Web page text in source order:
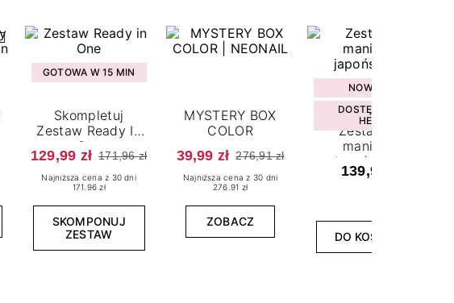
GOTOWA W 15 MIN
Skompletuj
Zestaw Ready In
One
129,99 zł 171,96 zł
Najniższa cena z 30 dni
171.96 zł
SKOMPONUJ
ZESTAW
MYSTERY BOX
COLOR
39,99 zł 276,91 zł
Najniższa cena z 30 dni
276.91 zł
ZOBACZ
NOWOŚĆ
DOSTĘPNY W
HEBE
Zestaw do
manicure
japońskiego
139,99 zł
DO KOSZYKA